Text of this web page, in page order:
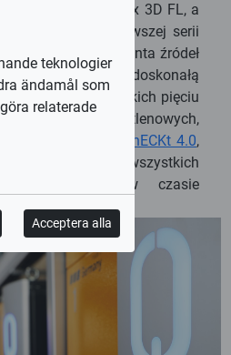
plazmowe Vortex 3D FL, a
plazmowe z najnowszej serii
producenta źródeł
Całość stanowi doskonałą
wszystkich pięciu
i trzech tlenowych,
w systemie
ConnECKt 4.0,
dostęp do wszystkich
maszyn CNC w czasie
teknologier
ändamål som
relaterade
Acceptera alla